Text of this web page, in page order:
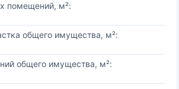
помещений, м²:
общего имущества, м²:
общего имущества, м²: